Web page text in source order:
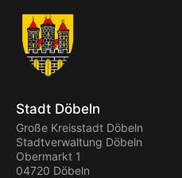
Stadt Döbeln
Große Kreisstadt Döbeln
Stadtverwaltung Döbeln
Obermarkt 1
04720 Döbeln